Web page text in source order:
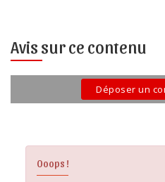
Avis sur ce contenu
Déposer un
Ooops !